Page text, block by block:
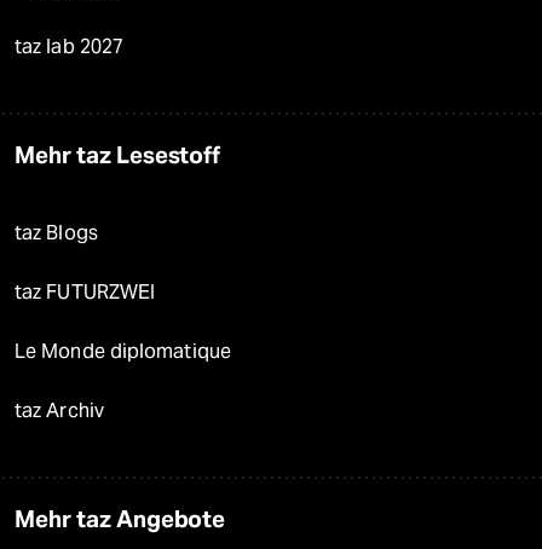
taz lab 2027
Mehr taz Lesestoff
taz Blogs
taz FUTURZWEI
Le Monde diplomatique
taz Archiv
Mehr taz Angebote